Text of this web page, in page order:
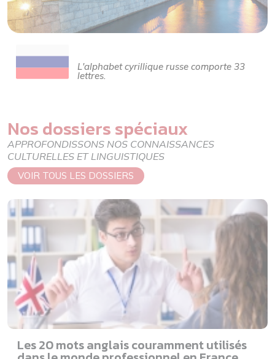
L'alphabet cyrillique russe comporte 33
lettres.
Nos dossiers spéciaux
APPROFONDISSONS NOS CONNAISSANCES
CULTURELLES ET LINGUISTIQUES
VOIR TOUS LES DOSSIERS
Les 20 mots anglais couramment utilisés